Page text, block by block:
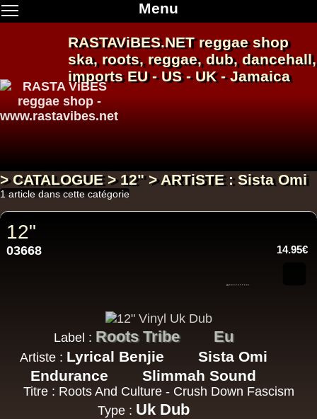
Menu
RASTAViBES.NETreggae shop
ska, roots, reggae, dub, dancehall,
imports EU - US - UK - Jamaica
> CATALOGUE > 12" > ARTiSTE : Sista Omi
1 article dans cette catégorie
12"
03668 14.95€
Label : Roots Tribe Eu
Artiste : Lyrical Benjie
Sista Omi
Endurance
Slimmah Sound
Titre : Roots And Culture - Crush Down Fascism
Type : Uk Dub